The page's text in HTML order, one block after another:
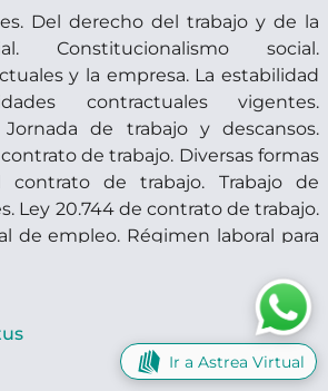
Del derecho del trabajo y de la
Constitucionalismo social.
y la empresa. La estabilidad
contractuales vigentes.
Jornada de trabajo y descansos.
de trabajo. Diversas formas
de trabajo. Trabajo de
Ley 20.744 de contrato de trabajo.
de empleo. Régimen laboral para
Ir a Astrea Virtual